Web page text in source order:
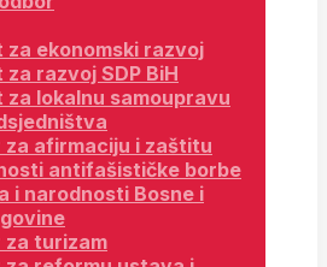
za ekonomski razvoj
razvoj SDP BiH
za lokalnu samoupravu
za afirmaciju i zaštitu
antifašističke borbe
i narodnosti Bosne i
za turizam